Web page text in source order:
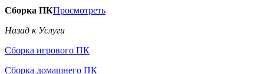
Сборка ПКПросмотреть
Назад к Услуги
Сборка игрового ПК
Сборка домашнего ПК